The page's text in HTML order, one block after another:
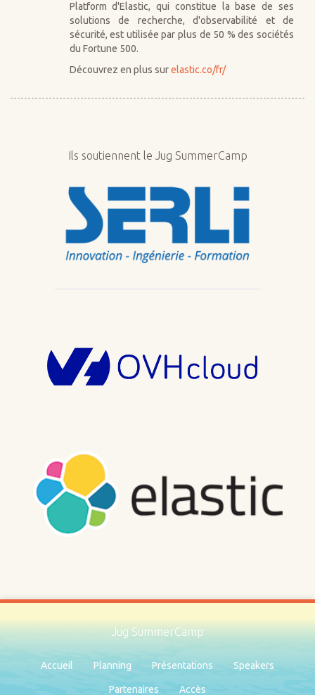
Platform d'Elastic, qui constitue la base de ses
solutions de recherche, d'observabilité et de
sécurité, est utilisée par plus de 50 % des sociétés
du Fortune 500.
Découvrez en plus surelastic.co/fr/
Ils soutiennent le Jug SummerCamp
Jug SummerCamp
Accueil Planning Présentations Speakers
Partenaires Accès